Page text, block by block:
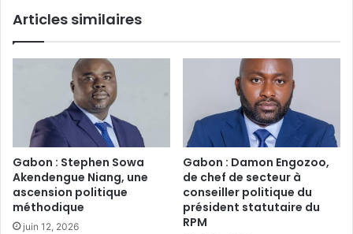
Articles similaires
Gabon : Stephen Sowa
Akendengue Niang, une
ascension politique
méthodique‎
juin 12, 2026
Gabon : Damon Engozoo,
de chef de secteur à
conseiller politique du
président statutaire du
RPM